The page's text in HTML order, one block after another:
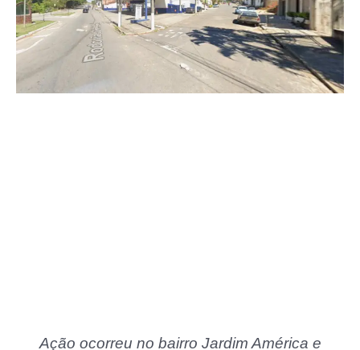
Ação ocorreu no bairro Jardim América e